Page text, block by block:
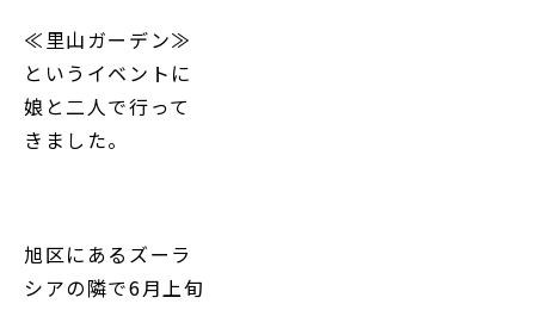
≪里山ガーデン≫
というイベントに
娘と二人で行って
きました。
旭区にあるズーラ
シアの隣で6月上旬